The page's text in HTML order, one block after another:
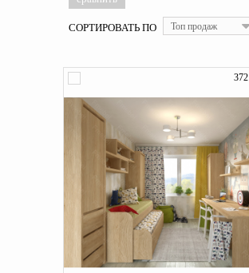
СОРТИРОВАТЬ ПО Топ продаж